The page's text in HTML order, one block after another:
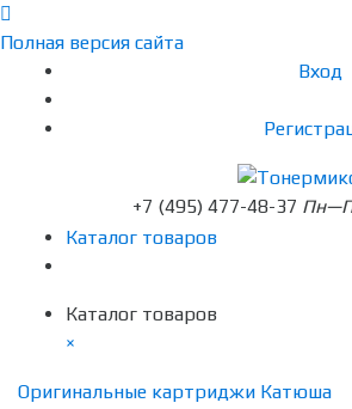
Полная версия сайта
Вход
+7 (495) 477-48-37
Каталог товаров
Каталог товаров
×
Оригинальные картриджи Катюша